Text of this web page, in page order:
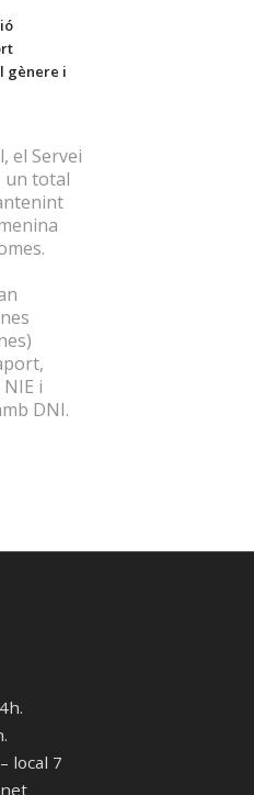
gènere i
el Servei
un total
i
DNI.
local 7